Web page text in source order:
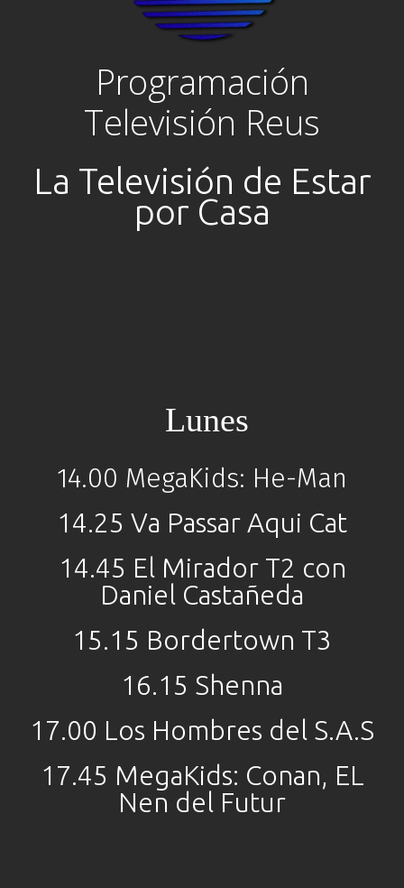
Programación
Televisión Reus
La Televisión de Estar
por Casa
Lunes
14.00 MegaKids: He-Man
14.25 Va Passar Aqui Cat
14.45 El Mirador T2 con
Daniel Castañeda
15.15 Bordertown T3
16.15 Shenna
17.00 Los Hombres del S.A.S
17.45 MegaKids: Conan, EL
Nen del Futur